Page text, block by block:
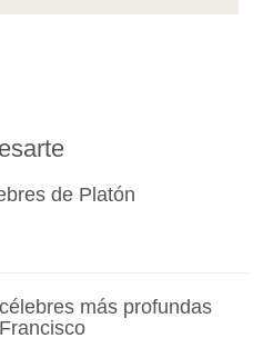
de Platón
más profundas